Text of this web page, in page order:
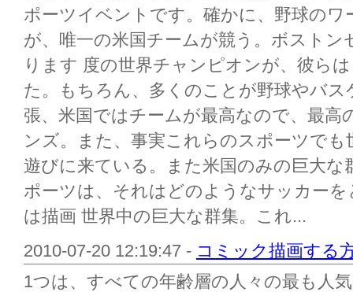
ポーツイベントです。確かに、野球の
が、唯一の米国チームが競う。ボスト
ります 度の世界チャンピオンが、彼ら
た。もちろん、多くのことが野球やバ
張、米国ではチームが最高なので、最
ンズ。また、事実これらのスポーツで
遊びに来ている。また米国のみの巨大な
ポーツは、それはどのようなサッカー
は描画 世界中の巨大な群集。これ...
2010-07-20 12:19:47 - コミック描画する
1つは、すべての年齢層の人々の最も人